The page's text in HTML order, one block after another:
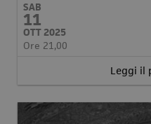
SAB
11
OTT 2025
Ore 21,00
Leggi il